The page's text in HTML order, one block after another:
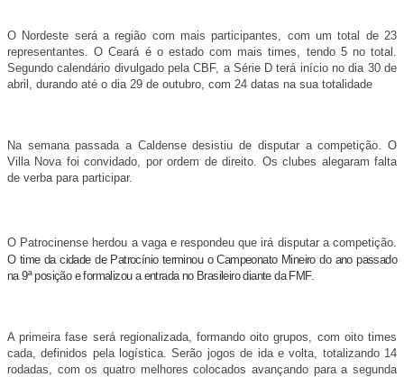
O Nordeste será a região com mais participantes, com um total de 23
representantes. O Ceará é o estado com mais times, tendo 5 no total.
Segundo calendário divulgado pela CBF, a Série D terá início no dia 30 de
abril, durando até o dia 29 de outubro, com 24 datas na sua totalidade
Na semana passada a Caldense desistiu de disputar a competição. O
Villa Nova foi convidado, por ordem de direito. Os clubes alegaram falta
de verba para participar.
O Patrocinense herdou a vaga e respondeu que irá disputar a competição.
O time da cidade de Patrocínio terminou o Campeonato Mineiro do ano passado
na 9ª posição e formalizou a entrada no Brasileiro diante da FMF.
A primeira fase será regionalizada, formando oito grupos, com oito times
cada, definidos pela logística. Serão jogos de ida e volta, totalizando 14
rodadas, com os quatro melhores colocados avançando para a segunda